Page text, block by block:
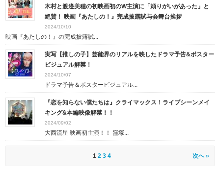
木村と渡邉美穂の初映画初のW主演に「頼りがいがあった」と
絶賛！ 映画『あたしの！』完成披露試与会舞台挨拶
2024/10/10
映画『あたしの！』の完成披露試...
実写【推しの子】芸能界のリアルを映したドラマ予告&ポスター
ビジュアル解禁！
2024/10/07
ドラマ予告＆ポスタービジュアル...
『恋を知らない僕たちは』クライマックス！ライブシーンメイ
キング&本編映像解禁！！
2024/09/02
大西流星 映画初主演！！ 窪塚...
1 2 3 4 次へ »